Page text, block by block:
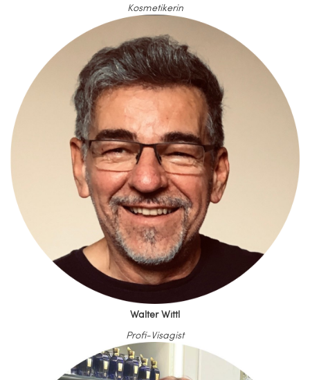
Kosmetikerin
Walter Wittl
Profi-Visagist